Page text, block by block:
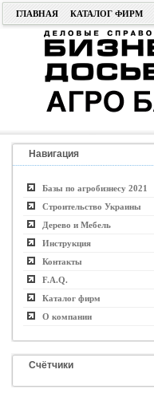
ГЛАВНАЯ КАТАЛОГ ФИРМ
Навигация
Базы по агробизнесу 2021
Строительство Украины
Дерево и Мебель
Инструкция
Контакты
F.A.Q.
Каталог фирм
О компании
Счётчики